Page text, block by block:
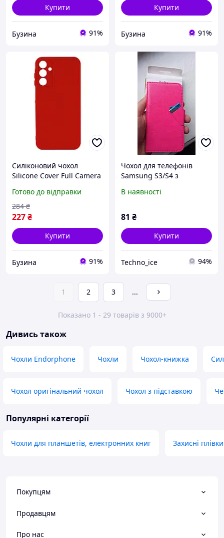
Купити
Бузина 91%
Купити
Бузина 91%
Силіконовий чохол
Silicone Cover Full Camera
Samsung Galaxy A15 A155
Red buzyna
Готово до відправки
227₴
284 ₴
Купити
Бузина 91%
Чохол для телефонів
Samsung S3/S4 з
відділеннями для карток
В наявності
81 ₴
Купити
Techno_ice 94%
1 2 3 ...
Показано 1 - 29 товарів з 9000+
Дивись також
Чохли Endorphone Чохли Чохол-книжка
Чохол оригінальний чохол Чохол з підставкою
Популярні категорії
Чохли для планшетів, електронних книг Захисні
Покупцям
Продавцям
Про нас